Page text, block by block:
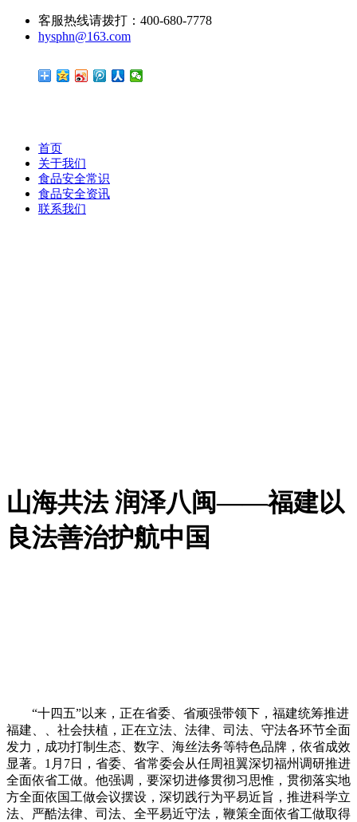
客服热线请拨打：400-680-7778
hysphn@163.com
首页
关于我们
食品安全常识
食品安全资讯
联系我们
山海共法 润泽八闽——福建以
良法善治护航中国
“十四五”以来，正在省委、省顽强带领下，福建统筹推进
福建、、社会扶植，正在立法、法律、司法、守法各环节全面
发力，成功打制生态、数字、海丝法务等特色品牌，依省成效
显著。1月7日，省委、省常委会从任周祖翼深切福州调研推进
全面依省工做。他强调，要深切进修贯彻习思惟，贯彻落实地
方全面依国工做会议摆设，深切践行为平易近旨，推进科学立
法、严酷法律、司法、全平易近守法，鞭策全面依省工做取得